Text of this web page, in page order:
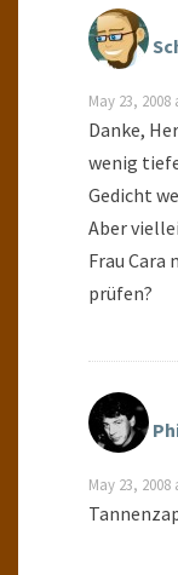
May 23, 2008
Danke,
wenig
Gedicht
Aber
Frau Cara
prüfen?
May 23, 2008